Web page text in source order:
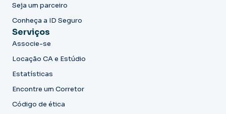
Seja um parceiro
Conheça a ID Seguro
Serviços
Associe-se
Locação CA e Estúdio
Estatísticas
Encontre um Corretor
Código de ética